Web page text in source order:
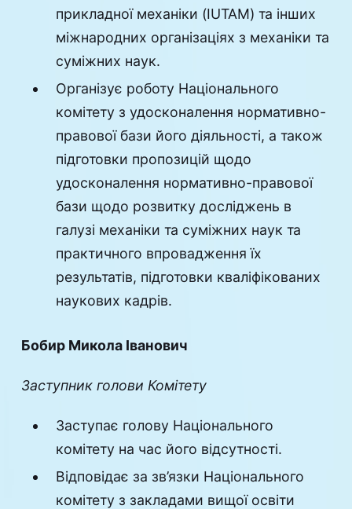
прикладної механіки (IUTAM) та інших
міжнародних організаціях з механіки та
суміжних наук.
Організує роботу Національного
комітету з удосконалення нормативно-
правової бази його діяльності, а також
підготовки пропозицій щодо
удосконалення нормативно-правової
бази щодо розвитку досліджень в
галузі механіки та суміжних наук та
практичного впровадження їх
результатів, підготовки кваліфікованих
наукових кадрів.
Бобир Микола Іванович
Заступник голови Комітету
Заступає голову Національного
комітету на час його відсутності.
Відповідає за зв’язки Національного
комітету з закладами вищої освіти